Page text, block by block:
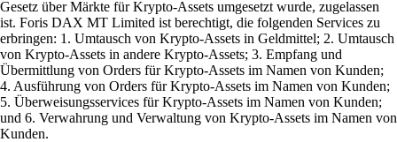
Gesetz über Märkte für Krypto-Assets umgesetzt wurde, zugelassen
ist. Foris DAX MT Limited ist berechtigt, die folgenden Services zu
erbringen: 1. Umtausch von Krypto-Assets in Geldmittel; 2. Umtausch
von Krypto-Assets in andere Krypto-Assets; 3. Empfang und
Übermittlung von Orders für Krypto-Assets im Namen von Kunden;
4. Ausführung von Orders für Krypto-Assets im Namen von Kunden;
5. Überweisungsservices für Krypto-Assets im Namen von Kunden;
und 6. Verwahrung und Verwaltung von Krypto-Assets im Namen von
Kunden.